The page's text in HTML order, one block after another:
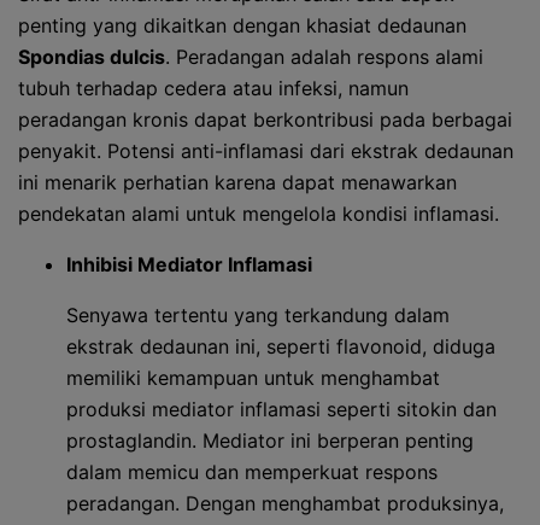
penting yang dikaitkan dengan khasiat dedaunan
Spondias dulcis. Peradangan adalah respons alami
tubuh terhadap cedera atau infeksi, namun
peradangan kronis dapat berkontribusi pada berbagai
penyakit. Potensi anti-inflamasi dari ekstrak dedaunan
ini menarik perhatian karena dapat menawarkan
pendekatan alami untuk mengelola kondisi inflamasi.
Inhibisi Mediator Inflamasi
Senyawa tertentu yang terkandung dalam
ekstrak dedaunan ini, seperti flavonoid, diduga
memiliki kemampuan untuk menghambat
produksi mediator inflamasi seperti sitokin dan
prostaglandin. Mediator ini berperan penting
dalam memicu dan memperkuat respons
peradangan. Dengan menghambat produksinya,